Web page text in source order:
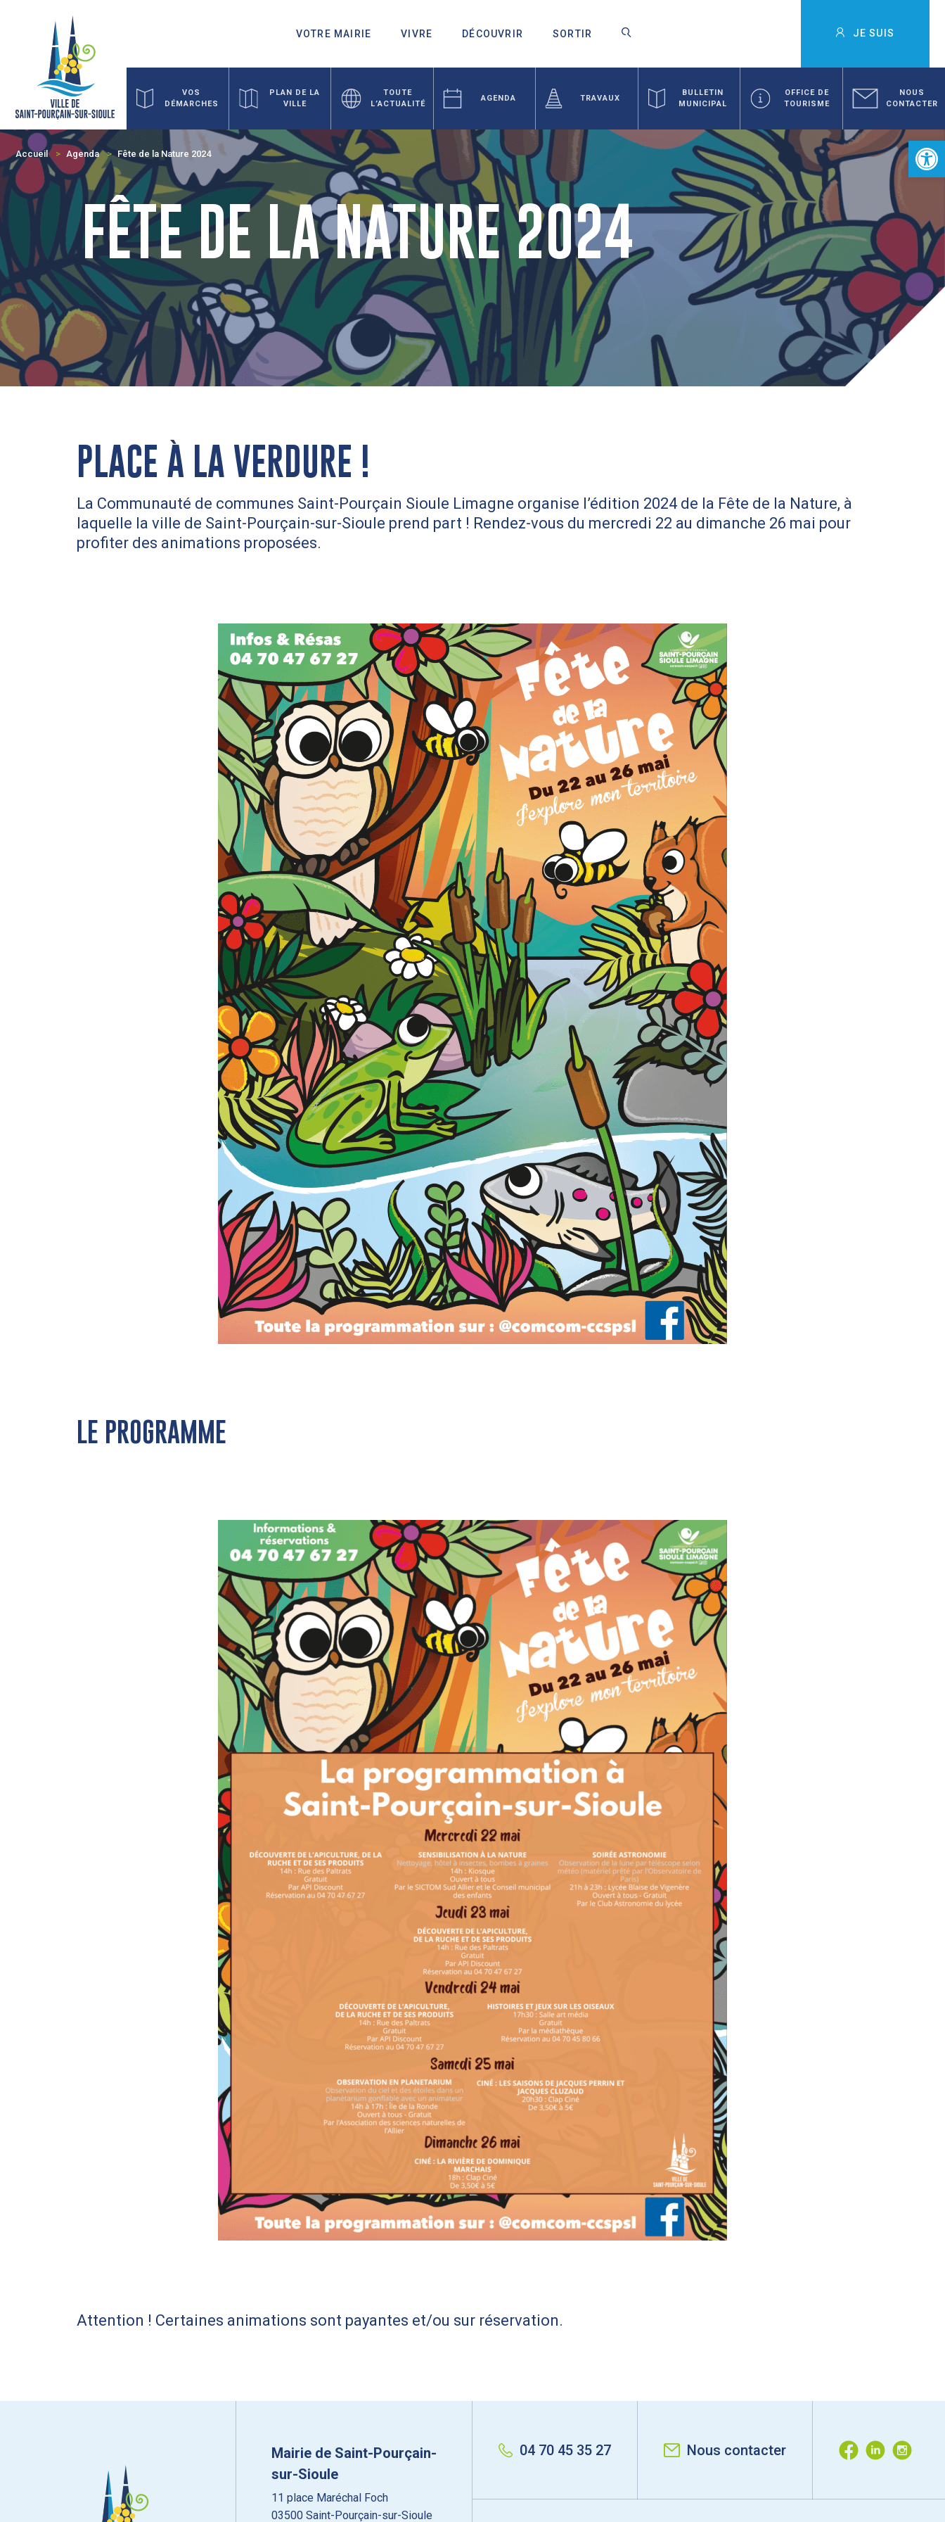
Ouvrir
VOTRE MAIRIE VIVRE DÉCOUVRIR SORTIR JE SUIS
VOS
DÉMARCHES
PLAN DE LA
VILLE
TOUTE
L’ACTUALITÉ
AGENDA TRAVAUX
BULLETIN
MUNICIPAL
OFFICE DE
TOURISME
NOUS
CONTACTER
Accueil Agenda Fête de la Nature 2024
FÊTE DE LA NATURE 2024
PLACE À LA VERDURE !
La Communauté de communes Saint-Pourçain Sioule Limagne organise l’édition 2024 de la Fête de la Nature, à
laquelle la ville de Saint-Pourçain-sur-Sioule prend part ! Rendez-vous du mercredi 22 au dimanche 26 mai pour
profiter des animations proposées.
LE PROGRAMME
Attention ! Certaines animations sont payantes et/ou sur réservation.
Mairie de Saint-Pourçain-
sur-Sioule
11 place Maréchal Foch
03500 Saint-Pourçain-sur-Sioule
04 70 45 35 27 Nous contacter